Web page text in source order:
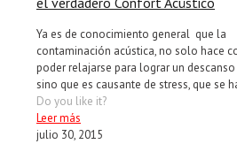
Ya es de conocimiento general que la
contaminación acústica, no solo hace
poder relajarse para lograr un
sino que es causante de stress, que se
Do you like it?
Leer más
julio 30, 2015